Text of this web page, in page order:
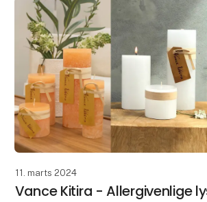
11. marts 2024
Vance Kitira - Allergivenlige